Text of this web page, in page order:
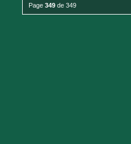
Page 349 de 349